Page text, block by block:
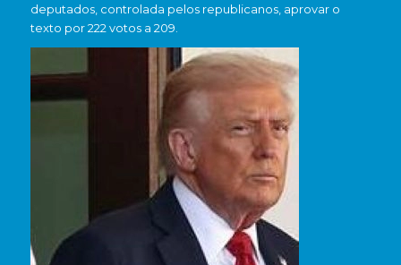
deputados, controlada pelos republicanos, aprovar o
texto por 222 votos a 209.